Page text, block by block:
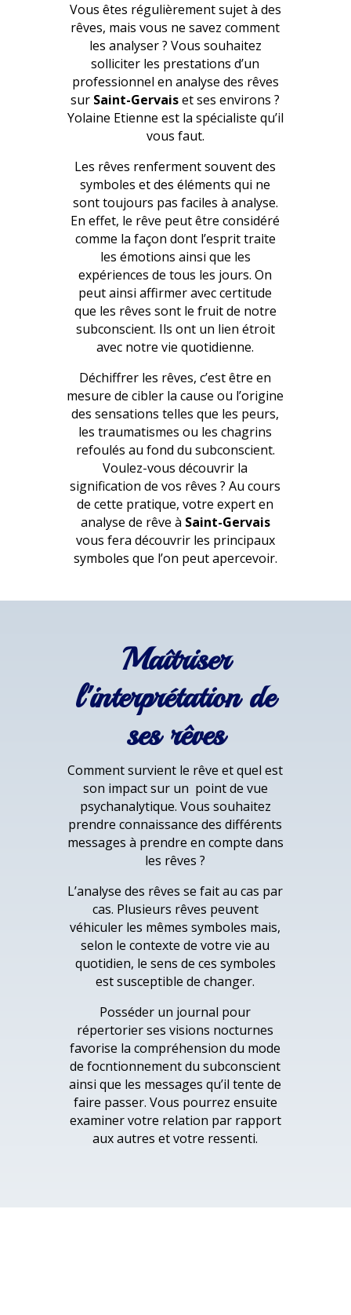
Vous êtes régulièrement sujet à des
rêves, mais vous ne savez comment
les analyser ? Vous souhaitez
solliciter les prestations d’un
professionnel en analyse des rêves
sur Saint-Gervaiset ses environs ?
Yolaine Etienne est la spécialiste qu’il
vous faut.
Les rêves renferment souvent des
symboles et des éléments qui ne
sont toujours pas faciles à analyse.
En effet, le rêve peut être considéré
comme la façon dont l’esprit traite
les émotions ainsi que les
expériences de tous les jours. On
peut ainsi affirmer avec certitude
que les rêves sont le fruit de notre
subconscient. Ils ont un lien étroit
avec notre vie quotidienne.
Déchiffrer les rêves, c’est être en
mesure de cibler la cause ou l’origine
des sensations telles que les peurs,
les traumatismes ou les chagrins
refoulés au fond du subconscient.
Voulez-vous découvrir la
signification de vos rêves ? Au cours
de cette pratique, votre expert en
analyse de rêve à Saint-Gervais
vous fera découvrir les principaux
symboles que l’on peut apercevoir.
Maîtriser
l'interprétation de
ses rêves
Comment survient le rêve et quel est
son impact sur un point de vue
psychanalytique. Vous souhaitez
prendre connaissance des différents
messages à prendre en compte dans
les rêves ?
L’analyse des rêves se fait au cas par
cas. Plusieurs rêves peuvent
véhiculer les mêmes symboles mais,
selon le contexte de votre vie au
quotidien, le sens de ces symboles
est susceptible de changer.
Posséder un journal pour
répertorier ses visions nocturnes
favorise la compréhension du mode
de focntionnement du subconscient
ainsi que les messages qu’il tente de
faire passer. Vous pourrez ensuite
examiner votre relation par rapport
aux autres et votre ressenti.